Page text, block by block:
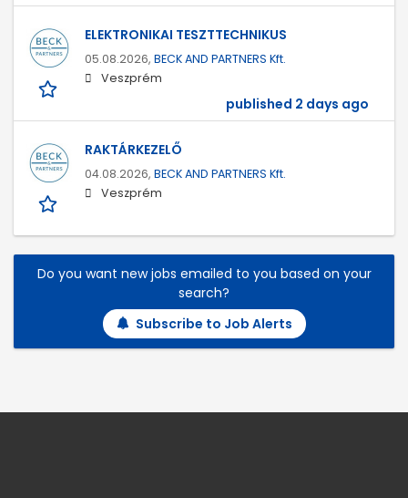
ELEKTRONIKAI TESZTTECHNIKUS
05.08.2026, BECK AND PARTNERS Kft.
Veszprém
published 2 days ago
RAKTÁRKEZELŐ
04.08.2026, BECK AND PARTNERS Kft.
Veszprém
Do you want new jobs emailed to you based on your
search?
Subscribe to Job Alerts